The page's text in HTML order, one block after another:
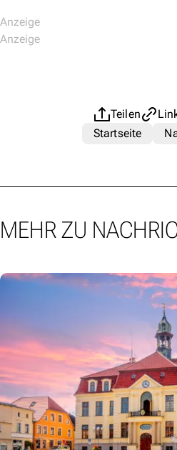
Teilen
Startseite
MEHR ZU